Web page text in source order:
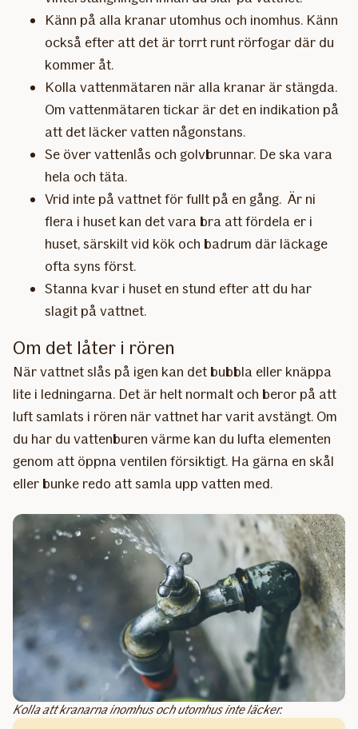
Känn på alla kranar utomhus och inomhus. Känn
också efter att det är torrt runt rörfogar där du
kommer åt.
Kolla vattenmätaren när alla kranar är stängda.
Om vattenmätaren tickar är det en indikation på
att det läcker vatten någonstans.
Se över vattenlås och golvbrunnar. De ska vara
hela och täta.
Vrid inte på vattnet för fullt på en gång. Är ni
flera i huset kan det vara bra att fördela er i
huset, särskilt vid kök och badrum där läckage
ofta syns först.
Stanna kvar i huset en stund efter att du har
slagit på vattnet.
Om det låter i rören
När vattnet slås på igen kan det bubbla eller knäppa
lite i ledningarna. Det är helt normalt och beror på att
luft samlats i rören när vattnet har varit avstängt. Om
du har du vattenburen värme kan du lufta elementen
genom att öppna ventilen försiktigt. Ha gärna en skål
eller bunke redo att samla upp vatten med.
Kolla att kranarna inomhus och utomhus inte läcker.